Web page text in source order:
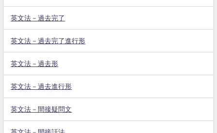
英文法－過去完了
英文法－過去完了進行形
英文法－過去形
英文法－過去進行形
英文法－間接疑問文